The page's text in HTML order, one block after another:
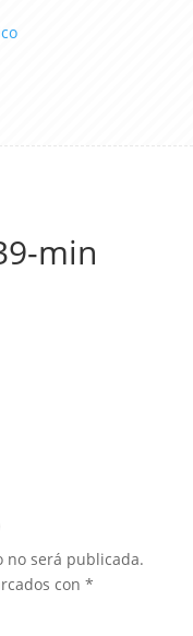
min
no será publicada.
con *